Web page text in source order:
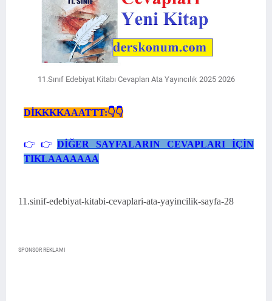
11.Sınıf Edebiyat Kitabı Cevapları Ata Yayıncılık 2025 2026
DİKKKKAAATTT:👇👇
👉 👉 DİĞER SAYFALARIN CEVAPLARI İÇİN
TIKLAAAAAAA
11.sinif-edebiyat-kitabi-cevaplari-ata-yayincilik-sayfa-28
SPONSOR REKLAMI